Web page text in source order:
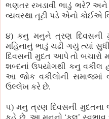
ભણતર રખડાવી ભાડું ભરે? અને
વ્યવસ્થા તૂટી પડે એનો કોઈએ
૪) કનુ મનુને ત્રણ
મહિનાનું ભાડું ચઢી ગયું ત્યાં
દિવસની મુદત આપે તો બચારો
શબ્દનાં ઉપયોગથી કનુ
આ જોક વકીલોની સમાજમાં
ઉલ્લેખ કરે છે.
૫) મનુ ત્રણ દિવસની મુદતના
કહે છે. આ મનુનો ‘કુલ’